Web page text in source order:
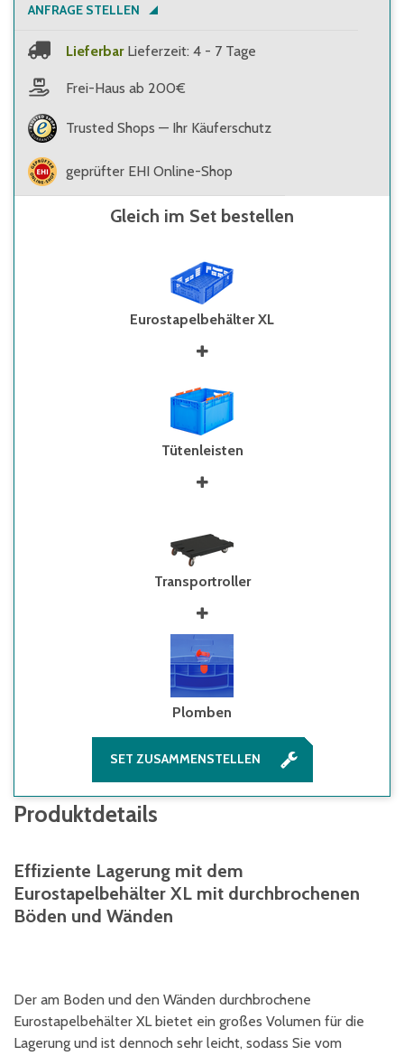
ANFRAGE STELLEN
Lieferbar Lieferzeit: 4 - 7 Tage
Frei-Haus ab 200€
Trusted Shops — Ihr Käuferschutz
geprüfter EHI Online-Shop
Gleich im Set bestellen
Eurostapelbehälter XL
Tütenleisten
Transportroller
Plomben
SET ZUSAMMENSTELLEN
Produktdetails
Effiziente Lagerung mit dem
Eurostapelbehälter XL mit durchbrochenen
Böden und Wänden
Der am Boden und den Wänden durchbrochene
Eurostapelbehälter XL bietet ein großes Volumen für die
Lagerung und ist dennoch sehr leicht, sodass Sie vom